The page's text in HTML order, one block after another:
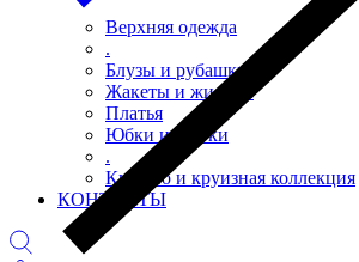
Верхняя одежда
.
Блузы и рубашки
Жакеты и жилеты
Платья
Юбки и брюки
.
Кимоно и круизная коллекция
КОНТАКТЫ